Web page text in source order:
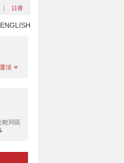
註冊
ENGLISH
項
較同區